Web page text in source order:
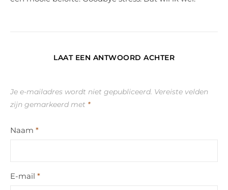
LAAT EEN ANTWOORD ACHTER
Je e-mailadres wordt niet gepubliceerd. Vereiste velden
zijn gemarkeerd met *
Naam *
E-mail *